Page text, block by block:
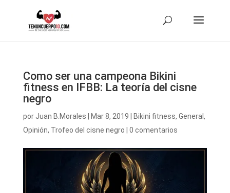
Como ser una campeona Bikini
fitness en IFBB: La teoría del cisne
negro
por Juan B.Morales Mar 8, 2019 Bikini fitness, General ,
Opinión, Trofeo del cisne negro 0 comentarios